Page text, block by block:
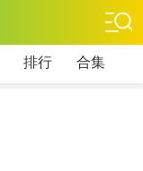
排行 合集